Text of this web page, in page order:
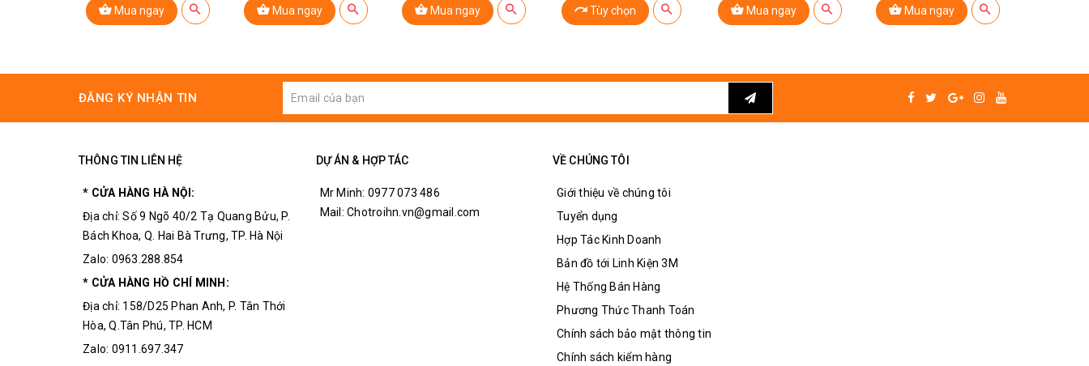
Mua ngay Mua ngay Mua ngay Tùy chọn Mua ngay Mua ngay
ĐĂNG KÝ NHẬN TIN
THÔNG TIN LIÊN HỆ
* CỬA HÀNG HÀ NỘI:
Địa chỉ: Số 9 Ngõ 40/2 Tạ Quang Bửu, P.
Bách Khoa, Q. Hai Bà Trưng, TP. Hà Nội
Zalo: 0963.288.854
* CỬA HÀNG HỒ CHÍ MINH:
Địa chỉ: 158/D25 Phan Anh, P. Tân Thới
Hòa, Q.Tân Phú, TP. HCM
Zalo: 0911.697.347
DỰ ÁN & HỢP TÁC
Mr Minh: 0977 073 486
Mail: Chotroihn.vn@gmail.com
VỀ CHÚNG TÔI
Giới thiệu về chúng tôi
Tuyển dụng
Hợp Tác Kinh Doanh
Bản đồ tới Linh Kiện 3M
Hệ Thống Bán Hàng
Phương Thức Thanh Toán
Chính sách bảo mật thông tin
Chính sách kiểm hàng